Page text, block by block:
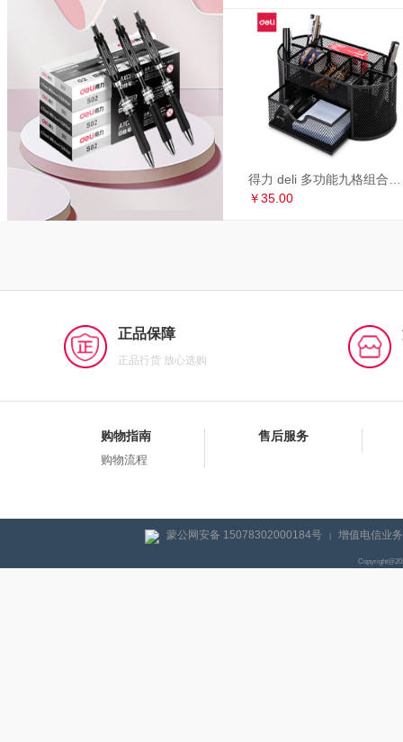
￥35.00
正品保障
正品行货 放心选购
购物指南
购物流程
售后服务
蒙公网安备 15078302000184号 | 增值电信业